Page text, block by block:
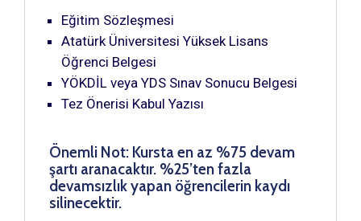
Eğitim Sözleşmesi
Atatürk Üniversitesi Yüksek Lisans
Öğrenci Belgesi
YÖKDİL veya YDS Sınav Sonucu Belgesi
Tez Önerisi Kabul Yazısı
Önemli Not: Kursta en az %75 devam
şartı aranacaktır. %25’ten fazla
devamsızlık yapan öğrencilerin kaydı
silinecektir.